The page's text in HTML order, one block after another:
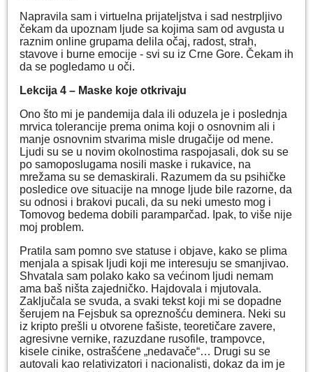
Napravila sam i virtuelna prijateljstva i sad nestrpljivo
čekam da upoznam ljude sa kojima sam od avgusta u
raznim online grupama delila očaj, radost, strah,
stavove i burne emocije - svi su iz Crne Gore. Čekam ih
da se pogledamo u oči.
Lekcija 4 – Maske koje otkrivaju
Ono što mi je pandemija dala ili oduzela je i poslednja
mrvica tolerancije prema onima koji o osnovnim ali i
manje osnovnim stvarima misle drugačije od mene.
Ljudi su se u novim okolnostima raspojasali, dok su se
po samoposlugama nosili maske i rukavice, na
mrežama su se demaskirali. Razumem da su psihičke
posledice ove situacije na mnoge ljude bile razorne, da
su odnosi i brakovi pucali, da su neki umesto mog i
Tomovog bedema dobili paramparčad. Ipak, to više nije
moj problem.
Pratila sam pomno sve statuse i objave, kako se plima
menjala a spisak ljudi koji me interesuju se smanjivao.
Shvatala sam polako kako sa većinom ljudi nemam
ama baš ništa zajedničko. Hajdovala i mjutovala.
Zaključala se svuda, a svaki tekst koji mi se dopadne
šerujem na Fejsbuk sa opreznošću deminera. Neki su
iz kripto prešli u otvorene fašiste, teoretičare zavere,
agresivne vernike, razuzdane rusofile, trampovce,
kisele cinike, ostrašćene „nedavače“… Drugi su se
autovali kao relativizatori i nacionalisti, dokaz da im je